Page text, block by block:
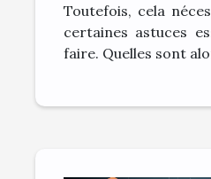
Toutefois, cela
certaines astuces
faire. Quelles sont